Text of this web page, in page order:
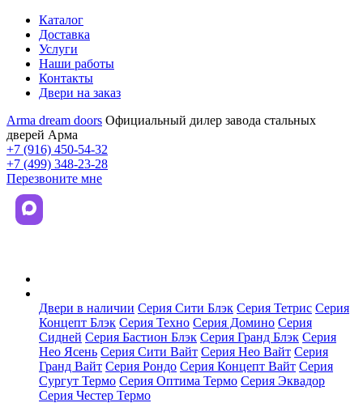
Каталог
Доставка
Услуги
Наши работы
Контакты
Двери на заказ
Arma dream doors Официальный дилер завода стальных
дверей Арма
+7 (916) 450-54-32
+7 (499) 348-23-28
Перезвоните мне
Двери в наличии Серия Сити Блэк Серия Тетрис Серия
Концепт Блэк Серия Техно Серия Домино Серия
Сидней Серия Бастион Блэк Серия Гранд Блэк Серия
Нео Ясень Серия Сити Вайт Серия Нео Вайт Серия
Гранд Вайт Серия Рондо Серия Концепт Вайт Серия
Сургут Термо Серия Оптима Термо Серия Эквадор
Серия Честер Термо